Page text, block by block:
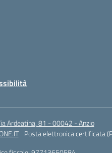
Ardeatina, 81 - 00042 - Anzio
Posta elettronica certificata